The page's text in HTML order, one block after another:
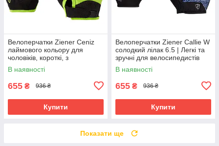
Велоперчатки Ziener Ceniz
лаймового кольору для
чоловіків, короткі, з
амортизуючими вставками та
гелевими подушечками
В наявності
655 ₴ 936 ₴
Купити
Велоперчатки Ziener Callie W
солодкий лілак 6.5 | Легкі та
зручні для велосипедистів
В наявності
655 ₴ 936 ₴
Купити
Показати ще